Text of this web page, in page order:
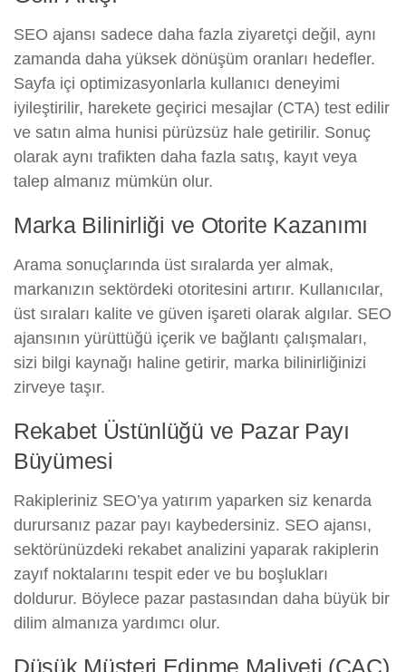
SEO ajansı sadece daha fazla ziyaretçi değil, aynı
zamanda daha yüksek dönüşüm oranları hedefler.
Sayfa içi optimizasyonlarla kullanıcı deneyimi
iyileştirilir, harekete geçirici mesajlar (CTA) test edilir
ve satın alma hunisi pürüzsüz hale getirilir. Sonuç
olarak aynı trafikten daha fazla satış, kayıt veya
talep almanız mümkün olur.
Marka Bilinirliği ve Otorite Kazanımı
Arama sonuçlarında üst sıralarda yer almak,
markanızın sektördeki otoritesini artırır. Kullanıcılar,
üst sıraları kalite ve güven işareti olarak algılar. SEO
ajansının yürüttüğü içerik ve bağlantı çalışmaları,
sizi bilgi kaynağı haline getirir, marka bilinirliğinizi
zirveye taşır.
Rekabet Üstünlüğü ve Pazar Payı
Büyümesi
Rakipleriniz SEO’ya yatırım yaparken siz kenarda
durursanız pazar payı kaybedersiniz. SEO ajansı,
sektörünüzdeki rekabet analizini yaparak rakiplerin
zayıf noktalarını tespit eder ve bu boşlukları
doldurur. Böylece pazar pastasından daha büyük bir
dilim almanıza yardımcı olur.
Düşük Müşteri Edinme Maliyeti (CAC)